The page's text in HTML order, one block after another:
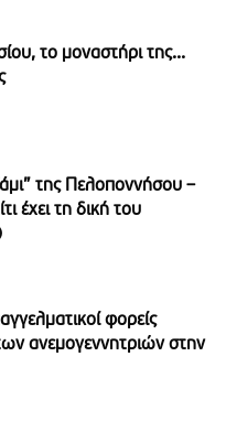
το μοναστήρι της...
της Πελοποννήσου –
έχει τη δική του
φορείς
ανεμογεννητριών στην